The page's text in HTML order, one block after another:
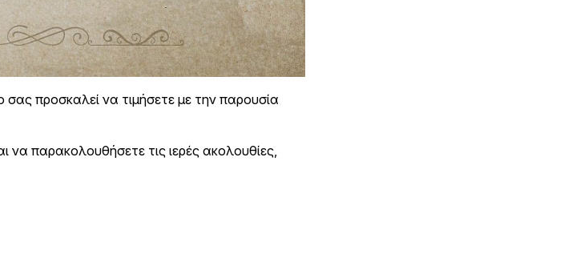
προσκαλεί να τιμήσετε με την παρουσία
να παρακολουθήσετε τις ιερές ακολουθίες,